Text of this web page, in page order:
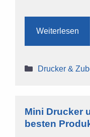
Weiterlesen
Kategorien
Drucker &
Mini Drucker
besten